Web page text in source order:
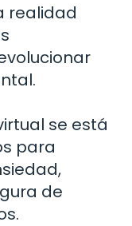
realidad
se está
para
de